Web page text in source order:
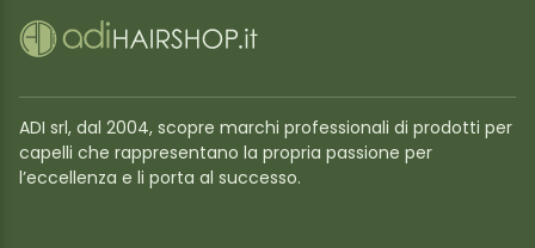
ADI srl, dal 2004, scopre marchi professionali di prodotti per
capelli che rappresentano la propria passione per
l’eccellenza e li porta al successo.